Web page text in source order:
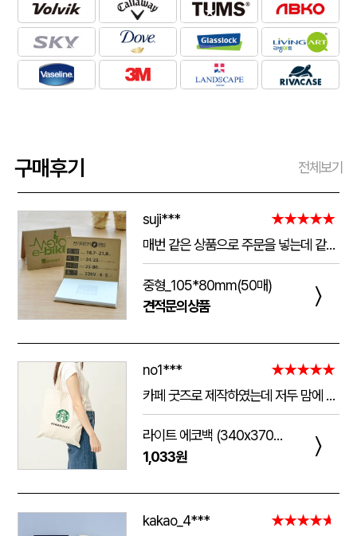
구매후기 전체보기
suji***
★★★★★
매번 같은 상품으로 주문을 넣는데 같은 품질로 받을 수 있어서 좋습니다. 배송 기간도 적당히 잘오는거 같아요. 앞으로도 계속 이용할꺼 같습니다. 지금과 같은 품질로 유지해주세요!!
중형_105*80mm(50매)
견적문의상품
〉
no1***
★★★★★
카페 굿즈로 제작하였는데 저두 맘에 들고 손님들도 맘에 들어하세요. 저두 매일 들고 다니는데 탄탄해서 좋아요.가격도 맘에 들어서 벌써 3번째 주문했어요.진행 과정에 있어서도 상담 직원분들 세심하고 친절하세요.
라이트 에코백 (340x370mm)
1,033원
〉
kakao_4***
★★★★★